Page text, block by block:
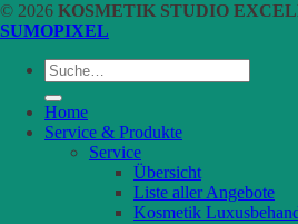
© 2026 KOSMETIK STUDIO
SUMOPIXEL
Suche
nach:
Home
Service & Produkte
Service
Übersicht
Liste aller Angebote
Kosmetik